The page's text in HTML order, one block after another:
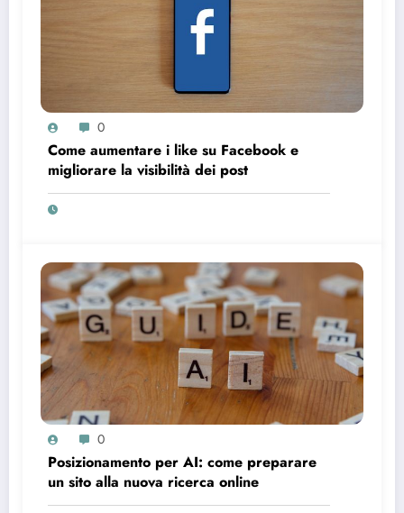
0
Come aumentare i like su Facebook e
migliorare la visibilità dei post
0
Posizionamento per AI: come preparare
un sito alla nuova ricerca online